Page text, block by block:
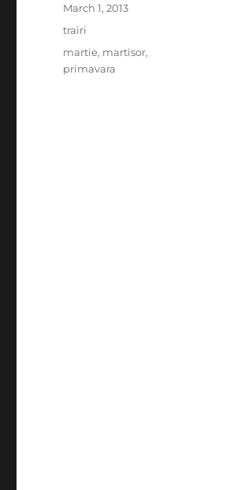
Posted
on
March 1, 2013
Categories
trairi
Tags
martie, martisor,
primavara